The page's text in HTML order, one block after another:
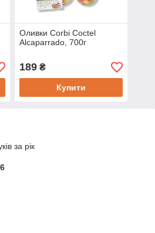
Оливки Corbi Coctel
Alcaparrado, 700г
189₴
Купити
за рік